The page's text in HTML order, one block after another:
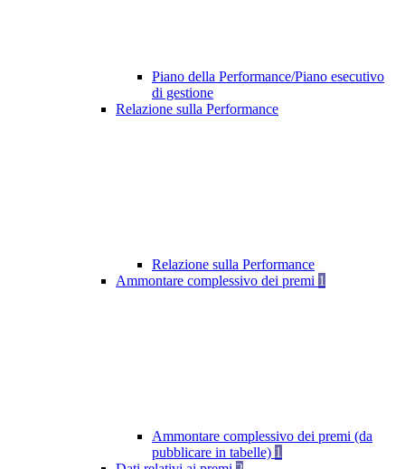
Piano della Performance/Piano esecutivo
di gestione
Relazione sulla Performance
Relazione sulla Performance
Ammontare complessivo dei premi 1
Ammontare complessivo dei premi (da
pubblicare in tabelle) 1